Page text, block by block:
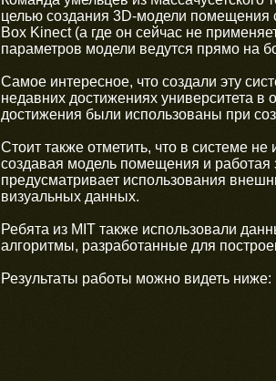
целью создания 3D-модели помещения
Box Kinect (а где он сейчас не
параметров модели ведутся прямо на
Самое интересное, что создали эту
недавних достижениях университета в
достижения были использованы при
Стоит также отметить, что в системе
создавая модель помещения и работая
предусматривает использования
визуальных данных.
Ребята из MIT также использовали
алгоритмы, разработанные для
Результаты работы можно видеть ниже: